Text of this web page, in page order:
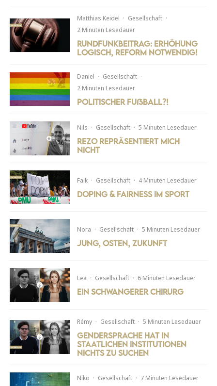
Matthias Keidel · Gesellschaft ·
2 Minuten Lesedauer
Rundfunkbeitrag: Erhöhung
logisch, Reform notwendig!
Daniel · Gesellschaft ·
2 Minuten Lesedauer
Politischer Fußball?!
Nils · Gesellschaft · 5 Minuten Lesedauer
Rezo repräsentiert mich
nicht
Falk · Gesellschaft · 4 Minuten Lesedauer
Doping & Fairness im Sport
Nora · Gesellschaft · 5 Minuten Lesedauer
Jung, Osten, Zukunft
Lea · Gesellschaft · 6 Minuten Lesedauer
Ein schwangerer Chirurg
Rémy · Gesellschaft · 5 Minuten Lesedauer
Gendersprache hat in
staatlichen Institutionen
nichts zu suchen
Niko · Gesellschaft · 7 Minuten Lesedauer